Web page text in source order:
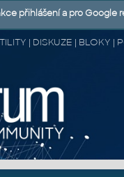
| DISKUZE | BLOKY |
přihlášení a pro